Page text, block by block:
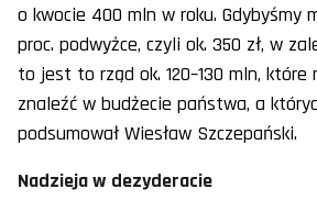
o kwocie 400 mln w roku. Gdybyśmy
proc. podwyżce, czyli ok. 350 zł, w
to jest to rząd ok. 120–130 mln, które
znaleźć w budżecie państwa, a
podsumował Wiesław Szczepański.
Nadzieja w dezyderacie